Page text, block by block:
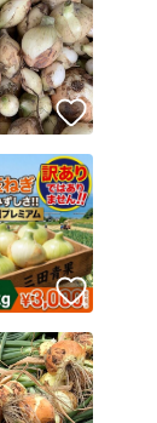
いいね！
いいね！